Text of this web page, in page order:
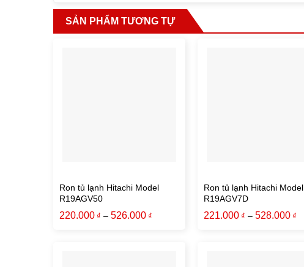
SẢN PHẨM TƯƠNG TỰ
Ron tủ lạnh Hitachi Model
R19AGV50
220.000 ₫ – 526.000 ₫
Ron tủ lạnh Hitachi Model
R19AGV7D
221.000 ₫ – 528.000 ₫